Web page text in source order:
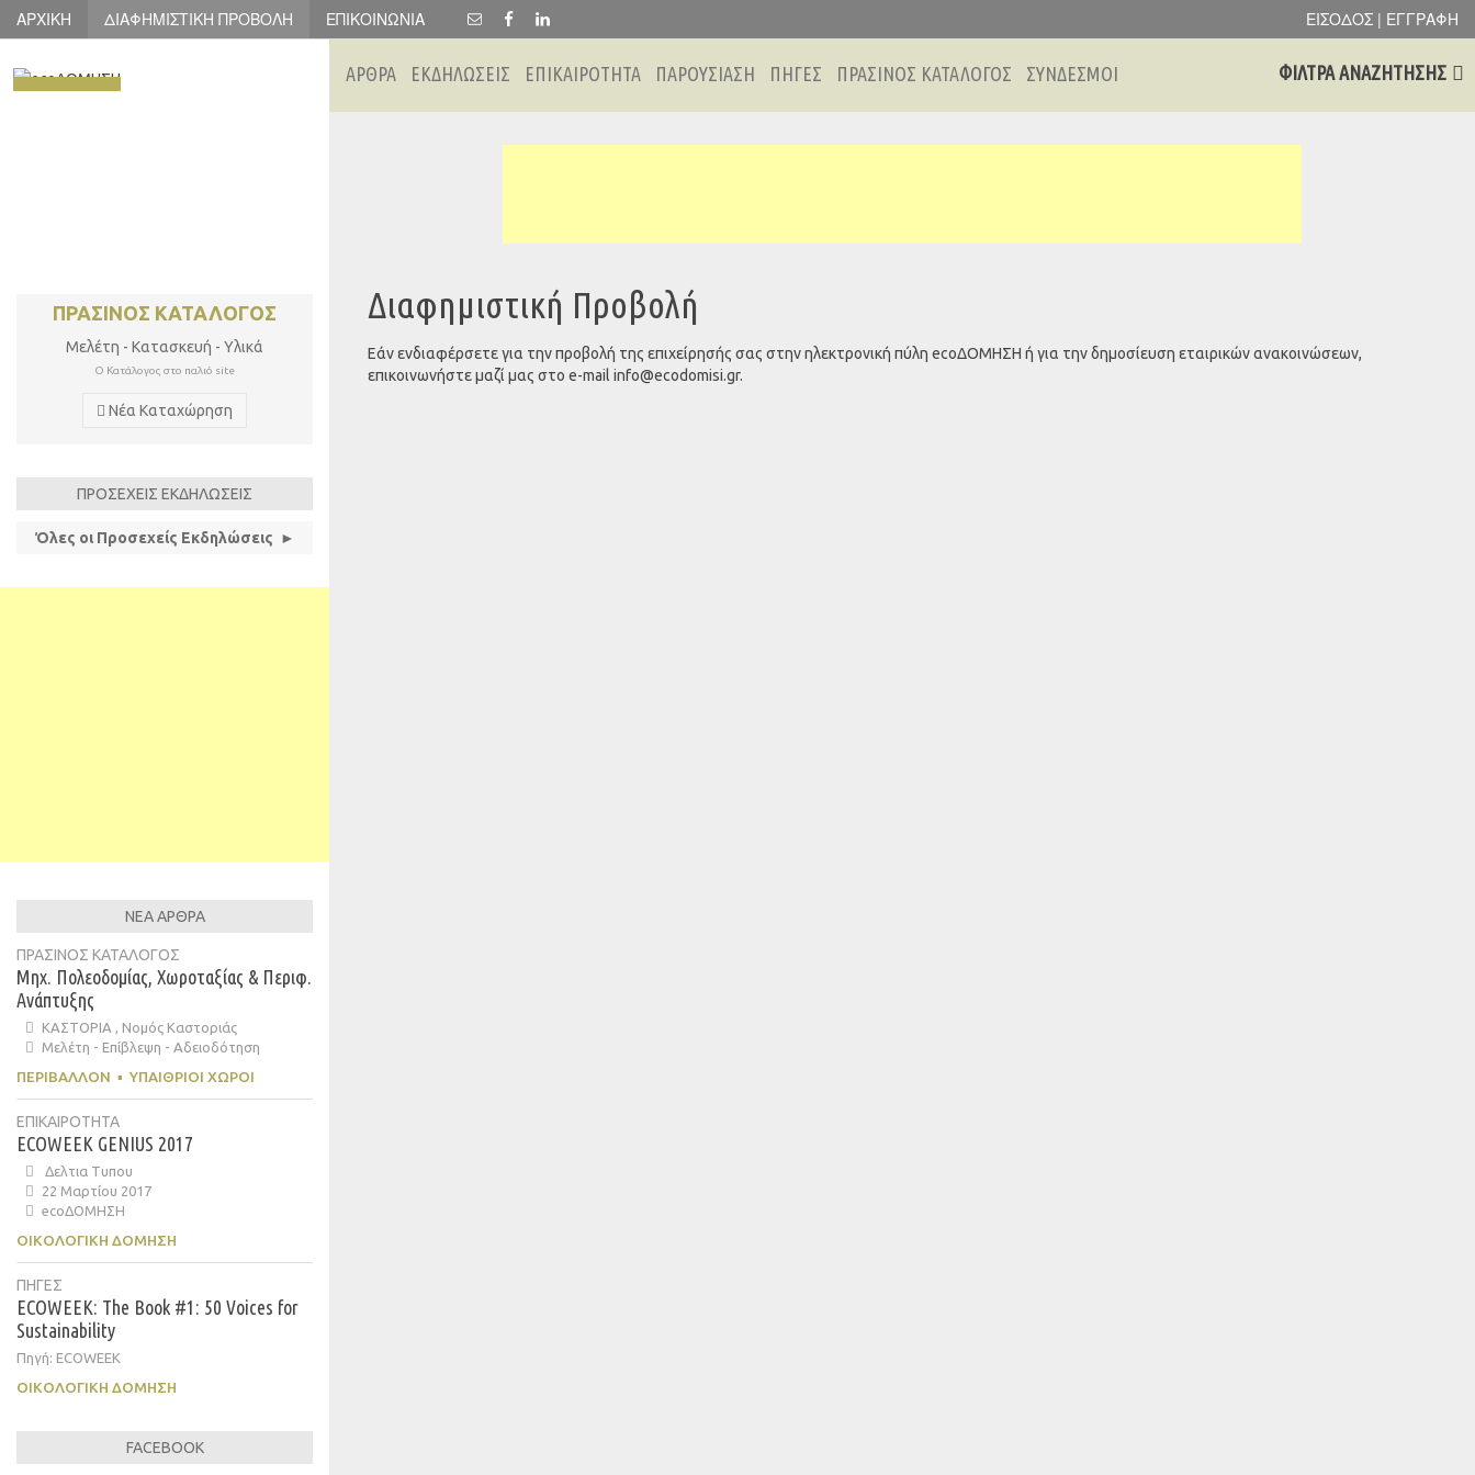
ΑΡΧΙΚΉ ΔΙΑΦΗΜΙΣΤΙΚΉ ΠΡΟΒΟΛΉ ΕΠΙΚΟΙΝΩΝΊΑ ΕΙΣΟΔΟΣ | ΕΓΓΡΑΦΗ
ΑΡΘΡΑ ΕΚΔΗΛΩΣΕΙΣ ΕΠΙΚΑΙΡΟΤΗΤΑ ΠΑΡΟΥΣΙΑΣΗ ΠΗΓΕΣ ΠΡΑΣΙΝΟΣ ΚΑΤΑΛΟΓΟΣ ΣΥΝΔΕΣΜΟΙ ΦΙΛΤΡΑ ΑΝΑΖΗΤΗΣΗΣ
Διαφημιστική Προβολή
Εάν ενδιαφέρσετε για την προβολή της επιχείρησής σας στην ηλεκτρονική πύλη ecoΔΟΜΗΣΗ ή για την δημοσίευση εταιρικών ανακοινώσεων,
επικοινωνήστε μαζί μας στο e-mail info@ecodomisi.gr.
ΠΡΑΣΙΝΟΣ ΚΑΤΑΛΟΓΟΣ
Μελέτη - Κατασκευή - Υλικά
Ο Κατάλογος στο παλιό site
Νέα Καταχώρηση
ΠΡΟΣΕΧΕΙΣ ΕΚΔΗΛΩΣΕΙΣ
Όλες οι Προσεχείς Εκδηλώσεις ►
ΝΕΑ ΑΡΘΡΑ
ΠΡΑΣΙΝΟΣ ΚΑΤΑΛΟΓΟΣ
Μηχ. Πολεοδομίας, Χωροταξίας & Περιφ.
Ανάπτυξης
ΚΑΣΤΟΡΙΑ , Νομός Καστοριάς
Μελέτη - Επίβλεψη - Αδειοδότηση
ΠΕΡΙΒΆΛΛΟΝ ▪ ΥΠΑΊΘΡΙΟΙ ΧΏΡΟΙ
ΕΠΙΚΑΙΡΟΤΗΤΑ
ECOWEEK GENIUS 2017
Δελτια Τυπου
22 Μαρτίου 2017
ecoΔΟΜΗΣΗ
ΟΙΚΟΛΟΓΙΚΉ ΔΌΜΗΣΗ
ΠΗΓΕΣ
ECOWEEK: The Book #1: 50 Voices for
Sustainability
Πηγή: ECOWEEK
ΟΙΚΟΛΟΓΙΚΉ ΔΌΜΗΣΗ
FACEBOOK